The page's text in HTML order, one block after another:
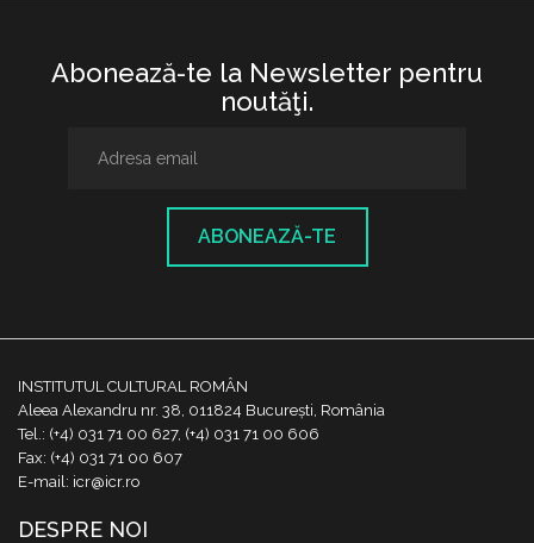
Abonează-te la Newsletter pentru
noutăţi.
ABONEAZĂ-TE
INSTITUTUL CULTURAL ROMÂN
Aleea Alexandru nr. 38, 011824 București, România
Tel.: (+4) 031 71 00 627, (+4) 031 71 00 606
Fax: (+4) 031 71 00 607
E-mail: icr@icr.ro
DESPRE NOI